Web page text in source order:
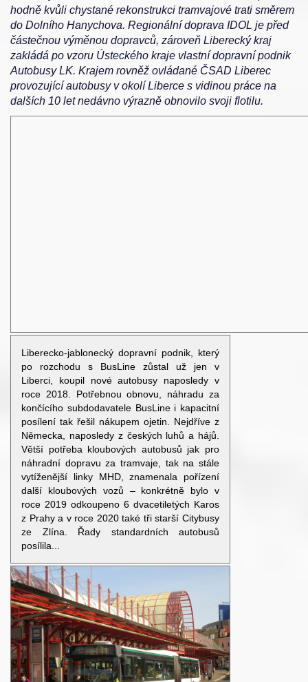
hodně kvůli chystané rekonstrukci tramvajové trati směrem
do Dolního Hanychova. Regionální doprava IDOL je před
částečnou výměnou dopravců, zároveň Liberecký kraj
zakládá po vzoru Ústeckého kraje vlastní dopravní podnik
Autobusy LK. Krajem rovněž ovládané ČSAD Liberec
provozující autobusy v okolí Liberce s vidinou práce na
dalších 10 let nedávno výrazně obnovilo svoji flotilu.
Liberecko-jablonecký dopravní podnik, který
po rozchodu s BusLine zůstal už jen v
Liberci, koupil nové autobusy naposledy v
roce 2018. Potřebnou obnovu, náhradu za
končícího subdodavatele BusLine i kapacitní
posílení tak řešil nákupem ojetin. Nejdříve z
Německa, naposledy z českých luhů a hájů.
Větší potřeba kloubových autobusů jak pro
náhradní dopravu za tramvaje, tak na stále
vytíženější linky MHD, znamenala pořízení
další kloubových vozů – konkrétně bylo v
roce 2019 odkoupeno 6 dvacetiletých Karos
z Prahy a v roce 2020 také tři starší Citybusy
ze Zlína. Řady standardních autobusů
posílila...